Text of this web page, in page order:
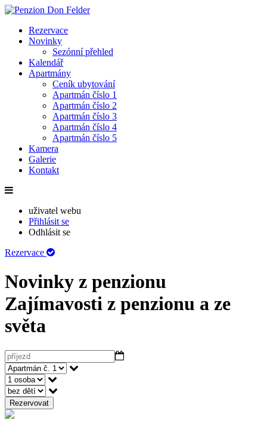
Rezervace
Novinky
Sezónní přehled
Kalendář
Apartmány
Ceník ubytování
Apartmán číslo 1
Apartmán číslo 2
Apartmán číslo 3
Apartmán číslo 4
Apartmán číslo 5
Kamera
Galerie
Kontakt
uživatel webu
Přihlásit se
Odhlásit se
Rezervace
Novinky z penzionu
Zajímavosti z penzionu a ze
světa
Rezervovat